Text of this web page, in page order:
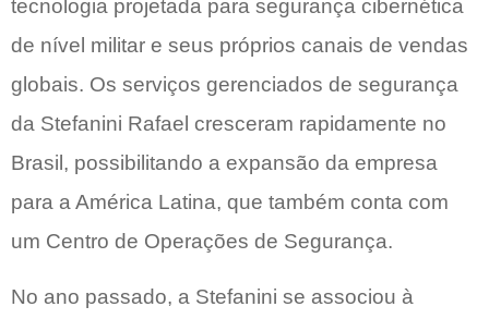
tecnologia projetada para segurança cibernética
de nível militar e seus próprios canais de vendas
globais. Os serviços gerenciados de segurança
da Stefanini Rafael cresceram rapidamente no
Brasil, possibilitando a expansão da empresa
para a América Latina, que também conta com
um Centro de Operações de Segurança.
No ano passado, a Stefanini se associou à